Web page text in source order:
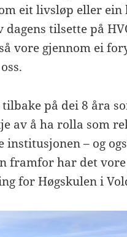
eit livsløp eller
dagens tilsette på
vore gjennom ei
på dei 8 åra
av å ha rolla som
institusjonen – og
framfor har det
for Høgskulen i